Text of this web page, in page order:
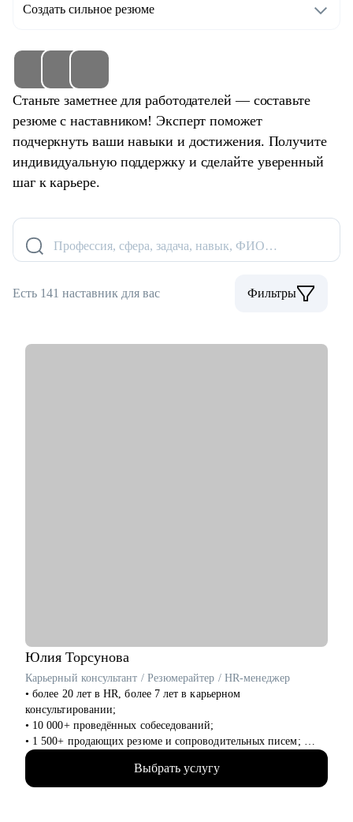
Создать сильное резюме
Станьте заметнее для работодателей — составьте
резюме с наставником! Эксперт поможет
подчеркнуть ваши навыки и достижения. Получите
индивидуальную поддержку и сделайте уверенный
шаг к карьере.
Профессия, сфера, задача, навык, ФИО…
Есть 141 наставник для вас Фильтры
Юлия Торсунова
Карьерный консультант / Резюмерайтер / HR-менеджер
• более 20 лет в HR, более 7 лет в карьерном
консультировании;
• 10 000+ проведённых собеседований;
• 1 500+ продающих резюме и сопроводительных писем;
• 1 700+ часов карьерных консультаций;
• высшее психологическое образование + различные HR-
курсы;
Выбрать услугу